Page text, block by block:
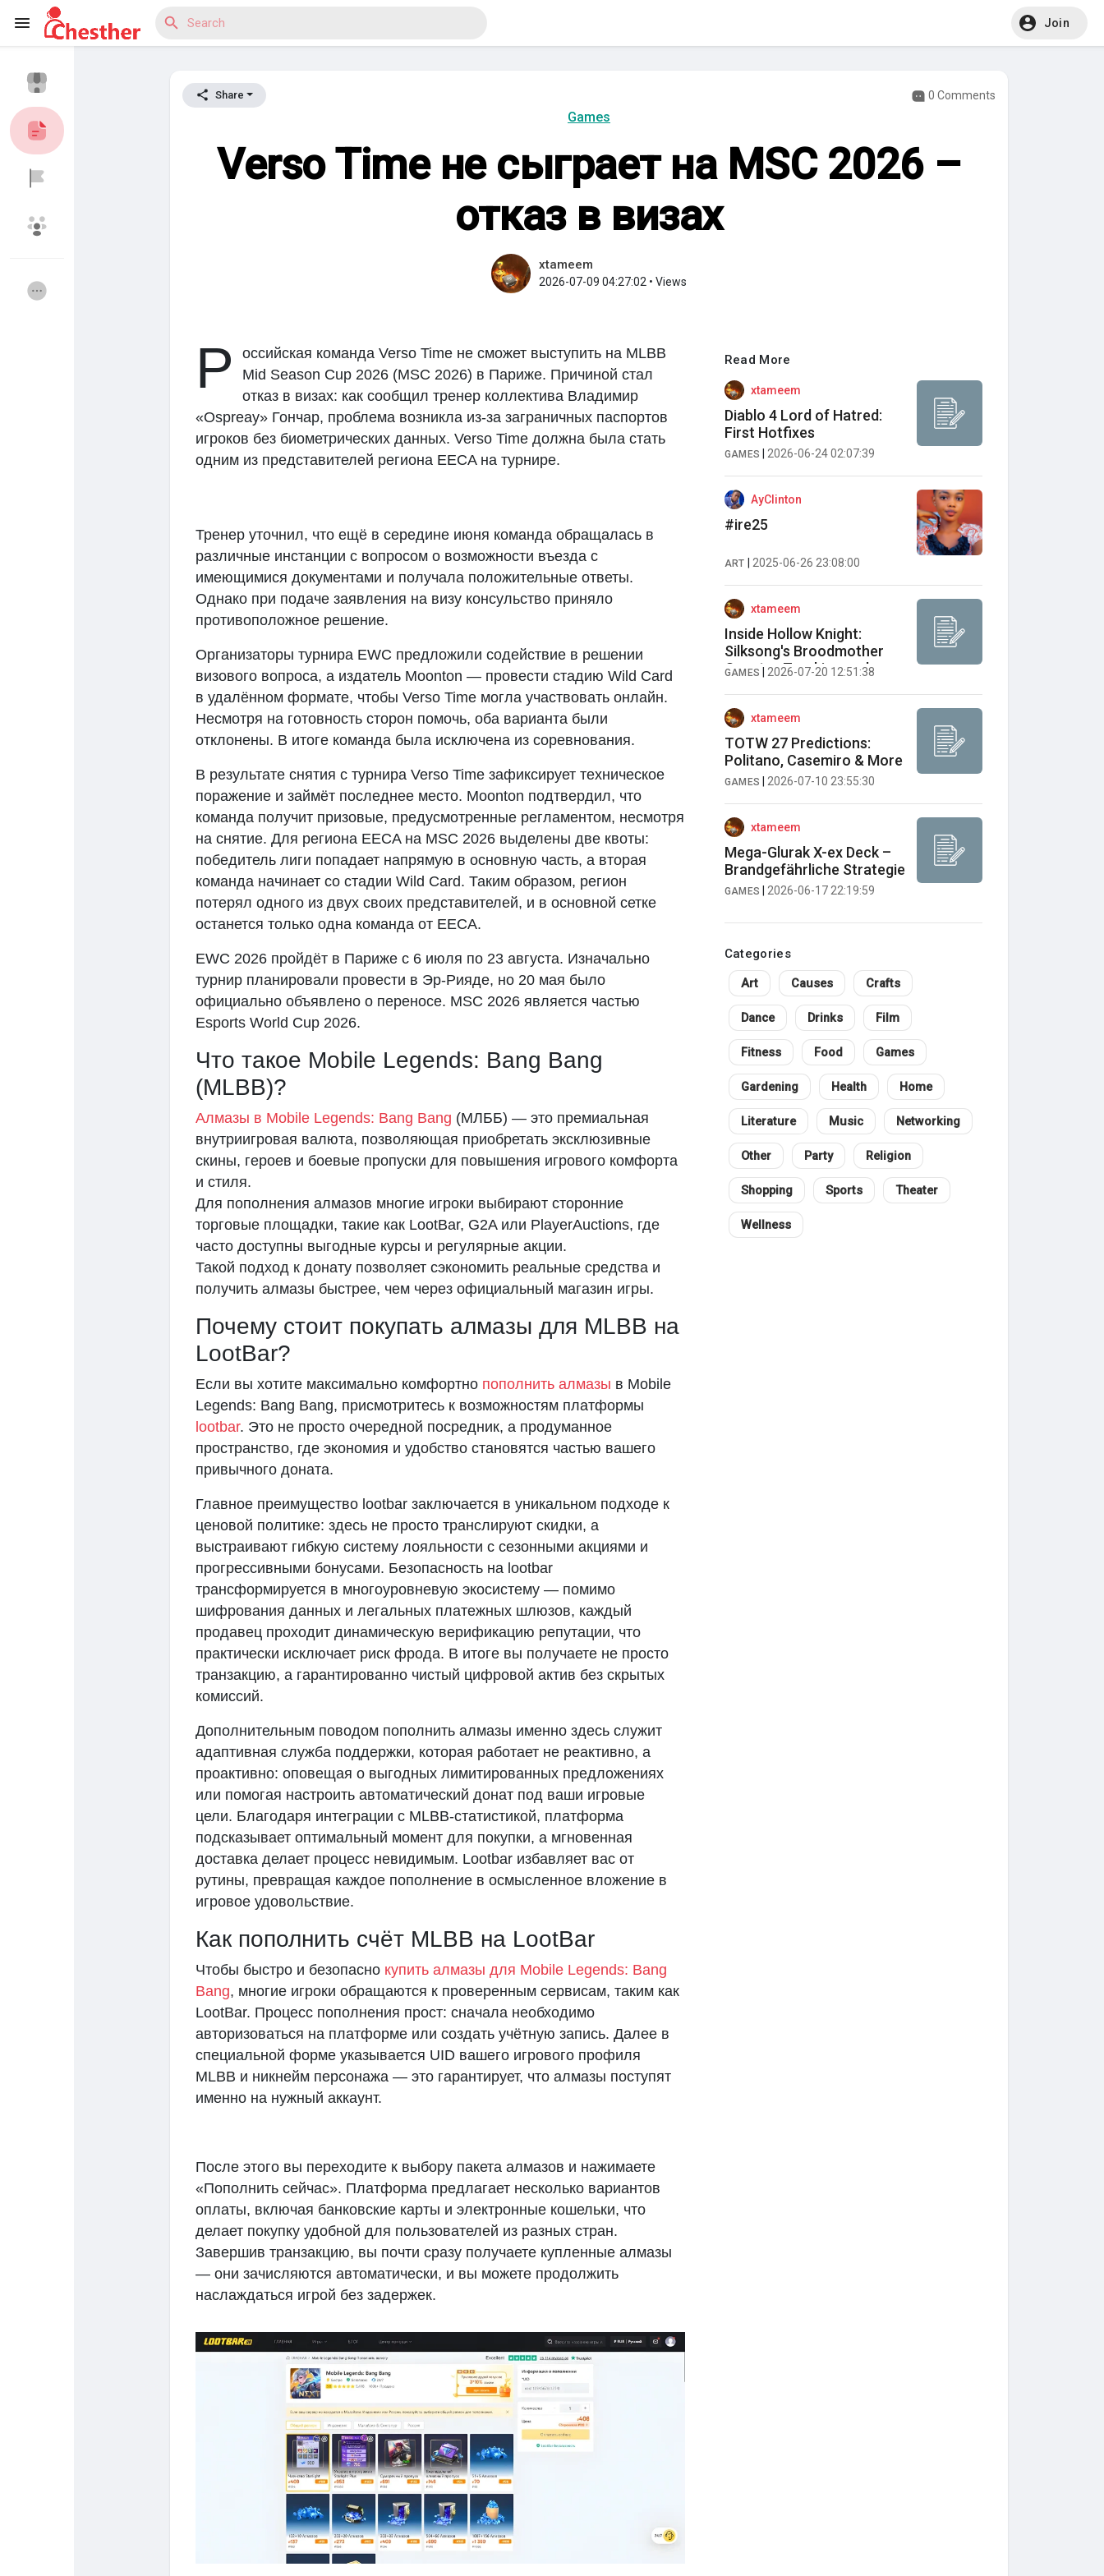
Join
Liked Pages
Share 0 Comments
Games
Verso Time не сыграет на MSC 2026 –
отказ в визах
xtameem
2026-07-09 04:27:02 • Views
Р
оссийская команда Verso Time не сможет выступить на MLBB
Mid Season Cup 2026 (MSC 2026) в Париже. Причиной стал
отказ в визах: как сообщил тренер коллектива Владимир
«Ospreay» Гончар, проблема возникла из-за заграничных паспортов
игроков без биометрических данных. Verso Time должна была стать
одним из представителей региона EECA на турнире.
Тренер уточнил, что ещё в середине июня команда обращалась в
различные инстанции с вопросом о возможности въезда с
имеющимися документами и получала положительные ответы.
Однако при подаче заявления на визу консульство приняло
противоположное решение.
Организаторы турнира EWC предложили содействие в решении
визового вопроса, а издатель Moonton — провести стадию Wild Card
в удалённом формате, чтобы Verso Time могла участвовать онлайн.
Несмотря на готовность сторон помочь, оба варианта были
отклонены. В итоге команда была исключена из соревнования.
В результате снятия с турнира Verso Time зафиксирует техническое
поражение и займёт последнее место. Moonton подтвердил, что
команда получит призовые, предусмотренные регламентом, несмотря
на снятие. Для региона EECA на MSC 2026 выделены две квоты:
победитель лиги попадает напрямую в основную часть, а вторая
команда начинает со стадии Wild Card. Таким образом, регион
потерял одного из двух своих представителей, и в основной сетке
останется только одна команда от EECA.
EWC 2026 пройдёт в Париже с 6 июля по 23 августа. Изначально
турнир планировали провести в Эр-Рияде, но 20 мая было
официально объявлено о переносе. MSC 2026 является частью
Esports World Cup 2026.
Что такое Mobile Legends: Bang Bang
(MLBB)?
Алмазы в Mobile Legends: Bang Bang (МЛББ) — это премиальная
внутриигровая валюта, позволяющая приобретать эксклюзивные
скины, героев и боевые пропуски для повышения игрового комфорта
и стиля.
Для пополнения алмазов многие игроки выбирают сторонние
торговые площадки, такие как LootBar, G2A или PlayerAuctions, где
часто доступны выгодные курсы и регулярные акции.
Такой подход к донату позволяет сэкономить реальные средства и
получить алмазы быстрее, чем через официальный магазин игры.
Почему стоит покупать алмазы для MLBB на
LootBar?
Если вы хотите максимально комфортно пополнить алмазы в Mobile
Legends: Bang Bang, присмотритесь к возможностям платформы
lootbar. Это не просто очередной посредник, а продуманное
пространство, где экономия и удобство становятся частью вашего
привычного доната.
Главное преимущество lootbar заключается в уникальном подходе к
ценовой политике: здесь не просто транслируют скидки, а
выстраивают гибкую систему лояльности с сезонными акциями и
прогрессивными бонусами. Безопасность на lootbar
трансформируется в многоуровневую экосистему — помимо
шифрования данных и легальных платежных шлюзов, каждый
продавец проходит динамическую верификацию репутации, что
практически исключает риск фрода. В итоге вы получаете не просто
транзакцию, а гарантированно чистый цифровой актив без скрытых
комиссий.
Дополнительным поводом пополнить алмазы именно здесь служит
адаптивная служба поддержки, которая работает не реактивно, а
проактивно: оповещая о выгодных лимитированных предложениях
или помогая настроить автоматический донат под ваши игровые
цели. Благодаря интеграции с MLBB-статистикой, платформа
подсказывает оптимальный момент для покупки, а мгновенная
доставка делает процесс невидимым. Lootbar избавляет вас от
рутины, превращая каждое пополнение в осмысленное вложение в
игровое удовольствие.
Как пополнить счёт MLBB на LootBar
Чтобы быстро и безопасно купить алмазы для Mobile Legends: Bang
Bang, многие игроки обращаются к проверенным сервисам, таким как
LootBar. Процесс пополнения прост: сначала необходимо
авторизоваться на платформе или создать учётную запись. Далее в
специальной форме указывается UID вашего игрового профиля
MLBB и никнейм персонажа — это гарантирует, что алмазы поступят
именно на нужный аккаунт.
После этого вы переходите к выбору пакета алмазов и нажимаете
«Пополнить сейчас». Платформа предлагает несколько вариантов
оплаты, включая банковские карты и электронные кошельки, что
делает покупку удобной для пользователей из разных стран.
Завершив транзакцию, вы почти сразу получаете купленные алмазы
— они зачисляются автоматически, и вы можете продолжить
наслаждаться игрой без задержек.
Read More
xtameem
Diablo 4 Lord of Hatred:
First Hotfixes
GAMES 2026-06-24 02:07:39
AyClinton
#ire25
ART 2025-06-26 23:08:00
xtameem
Inside Hollow Knight:
Silksong's Broodmother
Quest — Tracking and
GAMES 2026-07-20 12:51:38
xtameem
TOTW 27 Predictions:
Politano, Casemiro & More
GAMES 2026-07-10 23:55:30
xtameem
Mega-Glurak X-ex Deck –
Brandgefährliche Strategie
GAMES 2026-06-17 22:19:59
Categories
Art Causes Crafts
Dance Drinks Film
Fitness Food Games
Gardening Health Home
Literature Music Networking
Other Party Religion
Shopping Sports Theater
Wellness